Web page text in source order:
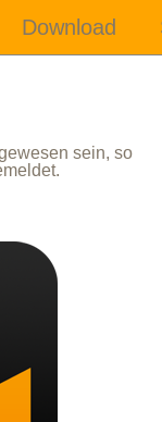
sein, so